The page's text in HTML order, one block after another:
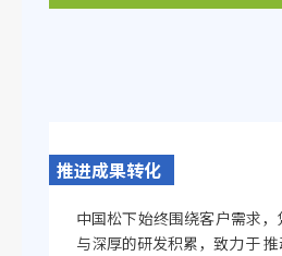
推进成果转化
中国松下始终围绕客户需求
与深厚的研发积累，致力于